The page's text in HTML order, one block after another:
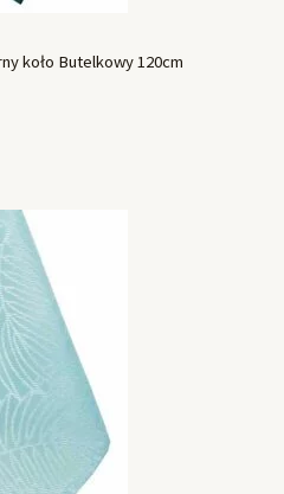
koło Butelkowy 120cm